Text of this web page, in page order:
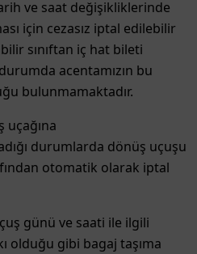
ve saat değişikliklerinde
için cezasız iptal edilebilir
sınıftan iç hat bileti
acentamızın bu
bulunmamaktadır.
uçağına
durumlarda dönüş uçuşu
otomatik olarak iptal
günü ve saati ile ilgili
olduğu gibi bagaj taşıma